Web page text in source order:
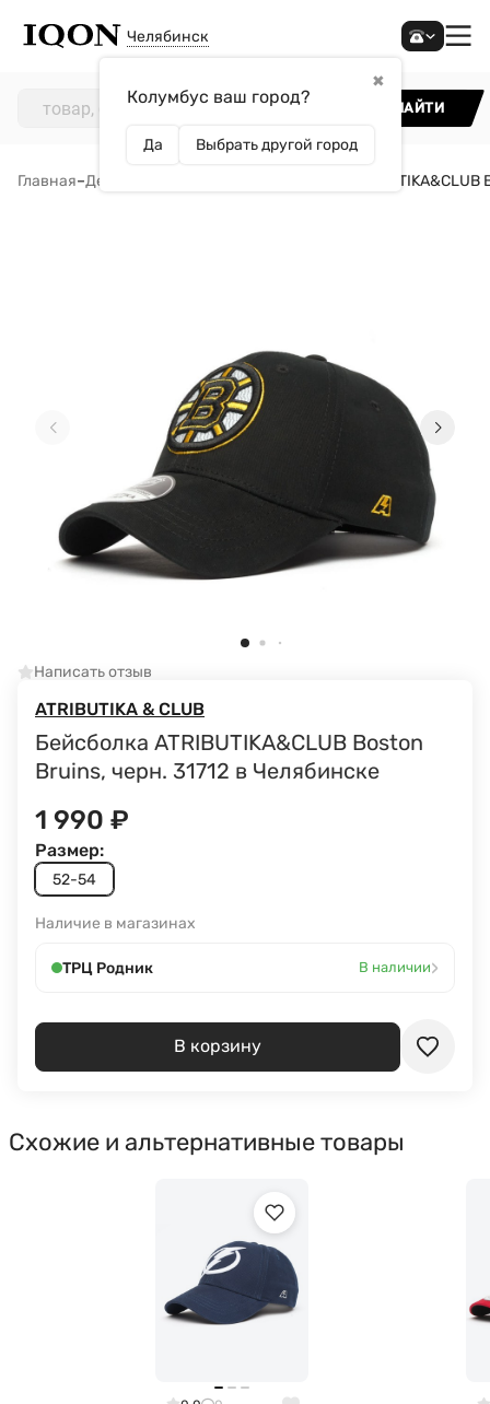
Челябинск
✖
Колумбус ваш город?
Да Выбрать другой город
НАЙТИ
Главная–Детям Бейсболка
Написать отзыв
ATRIBUTIKA & CLUB
Бейсболка ATRIBUTIKA&CLUB Boston
Bruins, черн. 31712 в Челябинске
1 990 ₽
52-54
Размер:
Наличие в магазинах
ТРЦ Родник В наличии›
В корзину
Схожие и альтернативные товары